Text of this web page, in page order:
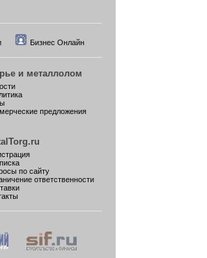
Бизнес Онлайн
и металлолом
предложения
по сайту
ответственности